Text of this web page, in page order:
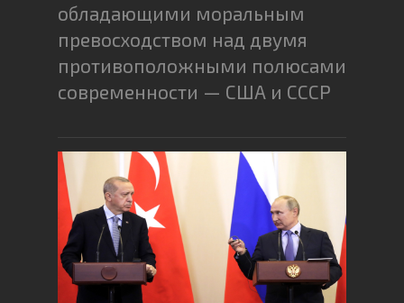
обладающими моральным
превосходством над двумя
противоположными полюсами
современности — США и СССР